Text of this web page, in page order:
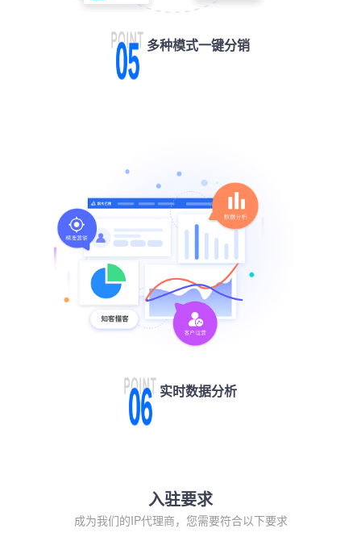
多种模式一键分销
实时数据分析
入驻要求
成为我们的IP代理商，您需要符合以下要求